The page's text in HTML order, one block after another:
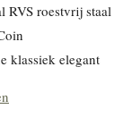
RVS roestvrij staal
klassiek elegant